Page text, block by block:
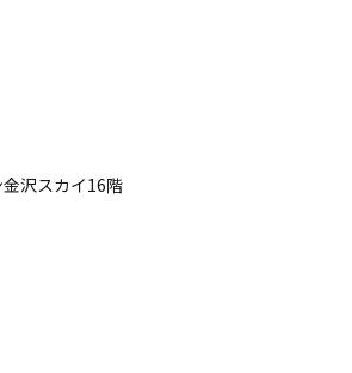
沢スカイ16階